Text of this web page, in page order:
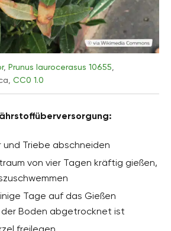
, Prunus laurocerasus 10655
CC0 1.0
Triebe abschneiden
von vier Tagen kräftig gießen,
Tage auf das Gießen
Boden abgetrocknet ist